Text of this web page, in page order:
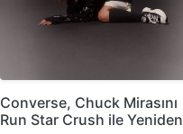
Converse, Chuck Mirasını
Run Star Crush ile